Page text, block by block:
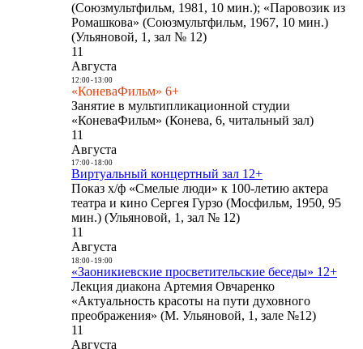
(Союзмультфильм, 1981, 10 мин.); «Паровозик из
Ромашкова» (Союзмультфильм, 1967, 10 мин.)
(Ульяновой, 1, зал № 12)
11
Августа
12:00- 13:00
«КоневаФильм» 6+
Занятие в мультипликационной студии
«КоневаФильм» (Конева, 6, читальный зал)
11
Августа
17:00- 18:00
Виртуальный концертный зал 12+
Показ х/ф «Смелые люди» к 100-летию актера
театра и кино Сергея Гурзо (Мосфильм, 1950, 95
мин.) (Ульяновой, 1, зал № 12)
11
Августа
18:00- 19:00
«Заоникиевские просветительские беседы» 12+
Лекция диакона Артемия Овчаренко
«Актуальность красоты на пути духовного
преображения» (М. Ульяновой, 1, зале №12)
11
Августа